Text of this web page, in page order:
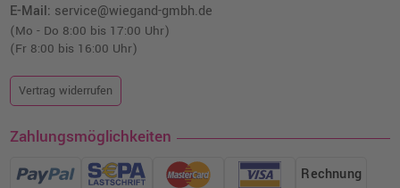
E-Mail: service@wiegand-gmbh.de
(Mo - Do 8:00 bis 17:00 Uhr)
(Fr 8:00 bis 16:00 Uhr)
Vertrag widerrufen
Zahlungsmöglichkeiten
Rechnung